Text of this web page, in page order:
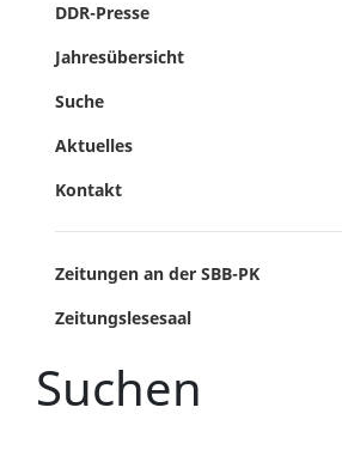
DDR-Presse
Jahresübersicht
Suche
Aktuelles
Kontakt
Zeitungen an der SBB-PK
Zeitungslesesaal
Suchen